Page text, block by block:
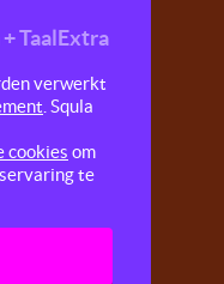
TaalExtra
verwerkt
. Squla
cookies om
te